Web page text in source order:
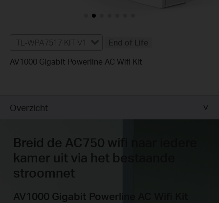
TL-WPA7517 KIT V1
End of Life
AV1000 Gigabit Powerline AC Wifi Kit
Overzicht
Breid de AC750 wifi naar iedere
kamer uit via het bestaande
stroomnet
AV1000 Gigabit Powerline AC Wifi Kit